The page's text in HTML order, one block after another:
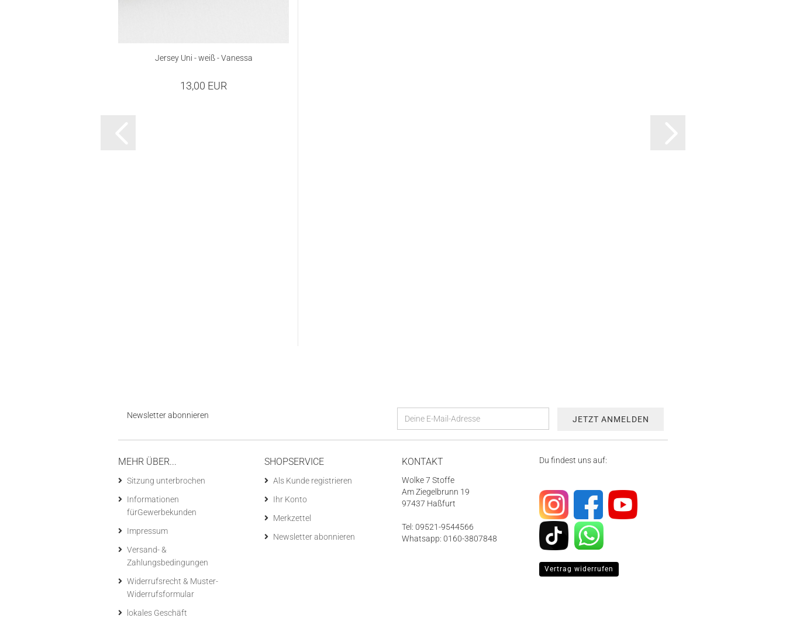
Jersey Uni - weiß - Vanessa
13,00 EUR
Newsletter abonnieren
MEHR ÜBER...
Sitzung unterbrochen
Informationen
fürGewerbekunden
Impressum
Versand- &
Zahlungsbedingungen
Widerrufsrecht & Muster-
Widerrufsformular
lokales Geschäft
SHOPSERVICE
Als Kunde registrieren
Ihr Konto
Merkzettel
Newsletter abonnieren
KONTAKT
Wolke 7 Stoffe
Am Ziegelbrunn 19
97437 Haßfurt
Tel: 09521-9544566
Whatsapp: 0160-3807848
Du findest uns auf:
Vertrag widerrufen